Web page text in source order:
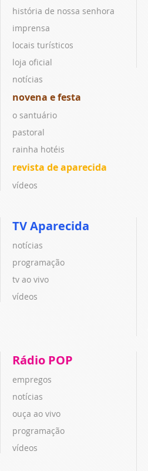
história de nossa senhora
imprensa
locais turísticos
loja oficial
notícias
novena e festa
o santuário
pastoral
rainha hotéis
revista de aparecida
vídeos
TV Aparecida
notícias
programação
tv ao vivo
vídeos
Rádio POP
empregos
notícias
ouça ao vivo
programação
vídeos